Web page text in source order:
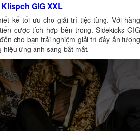
GIG XXL
kế tối ưu cho giải trí tiệc tùng. Với hàng
được tích hợp bên trong, Sidekicks GIG
cho bạn trải nghiệm giải trí đầy ấn tượng
hiệu ứng ánh sáng bắt mắt.